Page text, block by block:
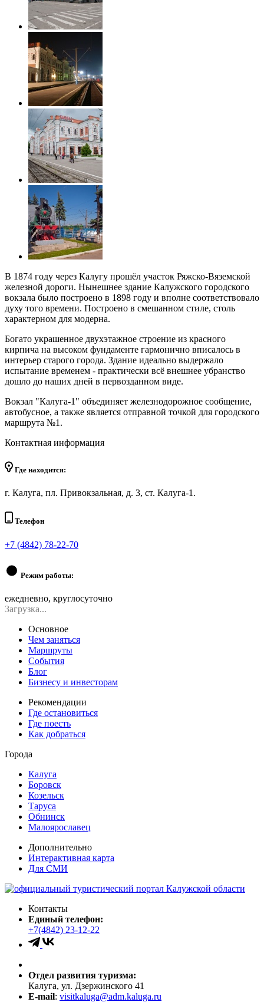
В 1874 году через Калугу прошёл участок Ряжско-Вяземской
железной дороги. Нынешнее здание Калужского городского
вокзала было построено в 1898 году и вполне соответствовало
духу того времени. Построено в смешанном стиле, столь
характерном для модерна.
Богато украшенное двухэтажное строение из красного
кирпича на высоком фундаменте гармонично вписалось в
интерьер старого города. Здание идеально выдержало
испытание временем - практически всё внешнее убранство
дошло до наших дней в первозданном виде.
Вокзал "Калуга-1" объединяет железнодорожное сообщение,
автобусное, а также является отправной точкой для городского
маршрута №1.
Контактная информация
Где находится:
г. Калуга, пл. Привокзальная, д. 3, ст. Калуга-1.
Телефон
+7 (4842) 78-22-70
Режим работы:
ежедневно, круглосуточно
Загрузка...
Основное
Чем заняться
Маршруты
События
Блог
Бизнесу и инвесторам
Рекомендации
Где остановиться
Где поесть
Как добраться
Города
Калуга
Боровск
Козельск
Таруса
Обнинск
Малоярославец
Дополнительно
Интерактивная карта
Для СМИ
Контакты
Единый телефон:
+7(4842) 23-12-22
Отдел развития туризма:
Калуга, ул. Дзержинского 41
E-mail: visitkaluga@adm.kaluga.ru